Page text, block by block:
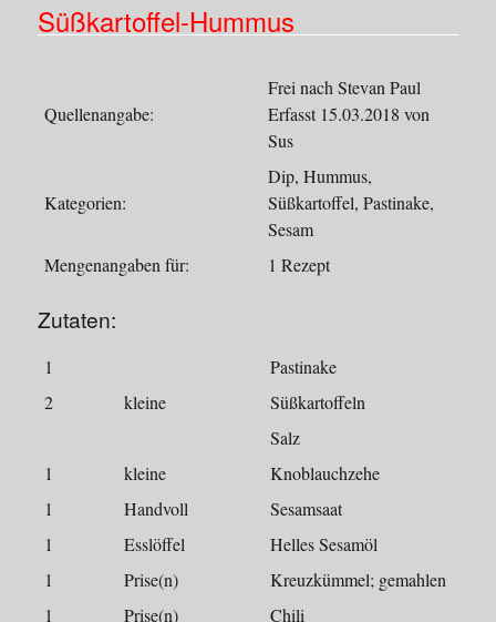
Süßkartoffel-Hummus
Quellenangabe:
Frei nach Stevan Paul
Erfasst 15.03.2018 von
Sus
Kategorien:
Dip, Hummus,
Süßkartoffel, Pastinake,
Sesam
Mengenangaben für:
1 Rezept
Zutaten:
1
Pastinake
2
kleine
Süßkartoffeln
Salz
1
kleine
Knoblauchzehe
1
Handvoll
Sesamsaat
1
Esslöffel
Helles Sesamöl
1
Prise(n)
Kreuzkümmel; gemahlen
1
Prise(n) Chili